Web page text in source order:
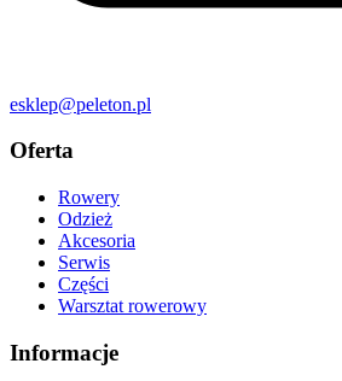
esklep@peleton.pl
Oferta
Rowery
Odzież
Akcesoria
Serwis
Części
Warsztat rowerowy
Informacje